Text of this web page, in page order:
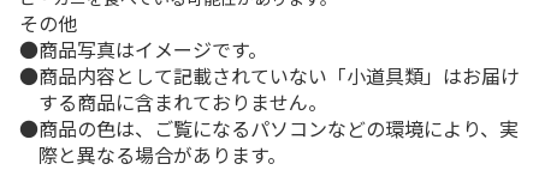
その他
商品写真はイメージです。
商品内容として記載されていない「小道具類」はお届け
する商品に含まれておりません。
商品の色は、ご覧になるパソコンなどの環境により、実
際と異なる場合があります。